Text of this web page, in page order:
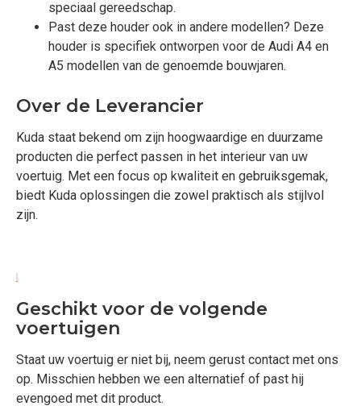
speciaal gereedschap.
Past deze houder ook in andere modellen? Deze
houder is specifiek ontworpen voor de Audi A4 en
A5 modellen van de genoemde bouwjaren.
Over de Leverancier
Kuda staat bekend om zijn hoogwaardige en duurzame
producten die perfect passen in het interieur van uw
voertuig. Met een focus op kwaliteit en gebruiksgemak,
biedt Kuda oplossingen die zowel praktisch als stijlvol
zijn.
Geschikt voor de volgende
voertuigen
Staat uw voertuig er niet bij, neem gerust contact met ons
op. Misschien hebben we een alternatief of past hij
evengoed met dit product.